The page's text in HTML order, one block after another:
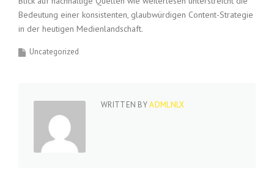
Bedeutung einer konsistenten, glaubwürdigen Content-Strategie
in der heutigen Medienlandschaft.
Uncategorized
WRITTEN BYADMLNLX